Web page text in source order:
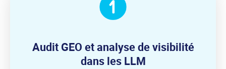
Audit GEO et analyse de visibilité
dans les LLM